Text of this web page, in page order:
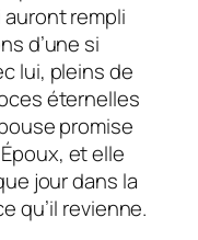
rempli
d’une si
lui, pleins de
éternelles
promise
et elle
jour dans la
qu’il revienne.